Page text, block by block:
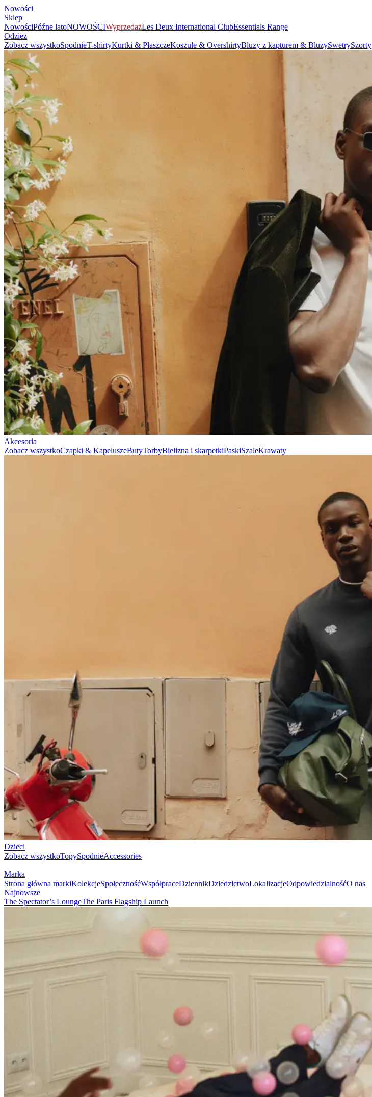
Nowości
Sklep
NowościPóźne latoNOWOŚCIWyprzedażLes Deux International ClubEssentials Range
Odzież
Zobacz wszystkoSpodnieT-shirtyKurtki & PłaszczeKoszule & OvershirtyBluzy z kapturem & BluzySwetrySzorty
Akcesoria
Zobacz wszystko
Dzieci
Zobacz wszystko
Marka
Strona główna marki
Lokalizacje OdpowiedzialnośćO nas
Najnowsze
The Spectator’s Lounge
Współprace
Prince / Les DeuxKB: The Anniversary Editions
Kolekcje
Les Deux International Club
Szukaj
Poland
0
Najpopularniejsze teraz
Polo
T-SHIRTY